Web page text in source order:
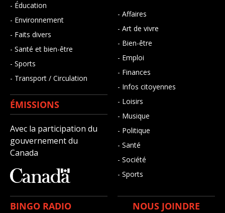
- Éducation
- Environnement
- Faits divers
- Santé et bien-être
- Sports
- Transport / Circulation
ÉMISSIONS
Avec la participation du
gouvernement du
Canada
- Affaires
- Art de vivre
- Bien-être
- Emploi
- Finances
- Infos citoyennes
- Loisirs
- Musique
- Politique
- Santé
- Société
- Sports
BINGO RADIO NOUS JOINDRE